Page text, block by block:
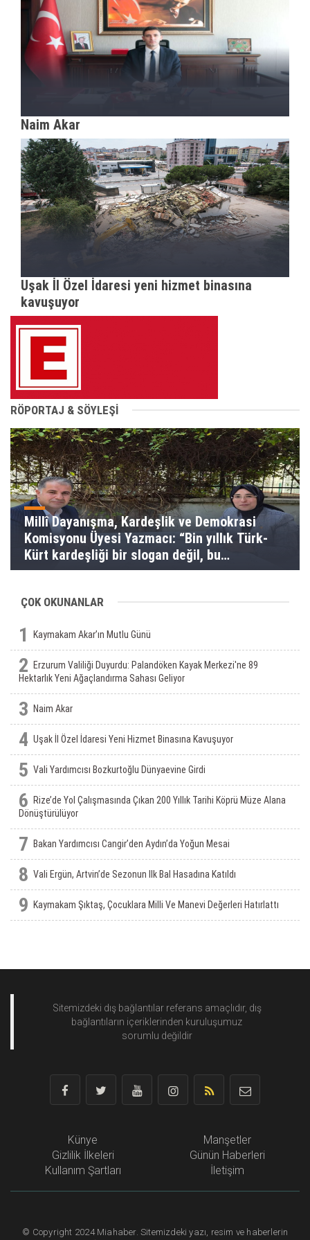
Naim Akar
Uşak İl Özel İdaresi yeni hizmet binasına
kavuşuyor
RÖPORTAJ & SÖYLEŞİ
Millî Dayanışma, Kardeşlik ve Demokrasi
Komisyonu Üyesi Yazmacı: “Bin yıllık Türk-
Kürt kardeşliği bir slogan değil, bu
toprakların gerçeğidir”
ÇOK OKUNANLAR
1 Kaymakam Akar’ın Mutlu Günü
2
Erzurum Valiliği Duyurdu: Palandöken Kayak Merkezi'ne 89
Hektarlık Yeni Ağaçlandırma Sahası Geliyor
3 Naim Akar
4 Uşak İl Özel İdaresi Yeni Hizmet Binasına Kavuşuyor
5 Vali Yardımcısı Bozkurtoğlu Dünyaevine Girdi
6
Rize’de Yol Çalışmasında Çıkan 200 Yıllık Tarihi Köprü Müze Alana
Dönüştürülüyor
7 Bakan Yardımcısı Cangir’den Aydın’da Yoğun Mesai
8 Vali Ergün, Artvin’de Sezonun Ilk Bal Hasadına Katıldı
9 Kaymakam Şıktaş, Çocuklara Milli Ve Manevi Değerleri Hatırlattı
Sitemizdeki dış bağlantılar referans amaçlıdır, dış
bağlantıların içeriklerinden kuruluşumuz
sorumlu değildir
Künye
Gizlilik İlkeleri
Kullanım Şartları
Manşetler
Günün Haberleri
İletişim
© Copyright 2024 Miahaber. Sitemizdeki yazı, resim ve haberlerin